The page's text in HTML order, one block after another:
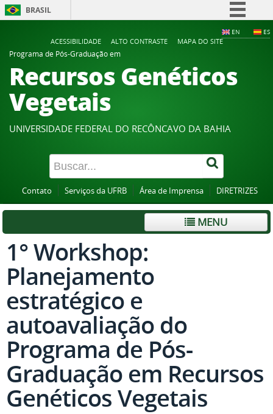
BRASIL
Participe
Acesso à informação
Canais
EN ES
ACESSIBILIDADE ALTO CONTRASTE
MAPA DO SITE
Programa de Pós-Graduação em
Recursos Genéticos
Vegetais
UNIVERSIDADE FEDERAL DO RECÔNCAVO DA BAHIA
Contato Serviços da UFRB Área de Imprensa DIRETRIZES
MENU
1° Workshop:
Planejamento
estratégico e
autoavaliação do
Programa de Pós-
Graduação em Recursos
Genéticos Vegetais